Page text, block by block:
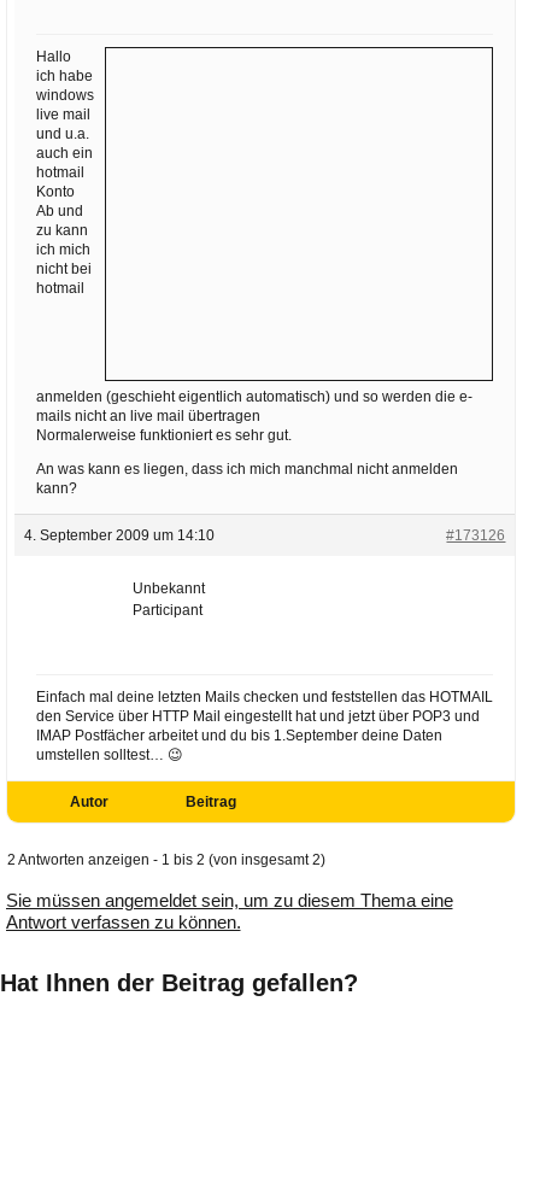
Hallo
ich habe
windows
live mail
und u.a.
auch ein
hotmail
Konto
Ab und
zu kann
ich mich
nicht bei
hotmail
anmelden (geschieht eigentlich automatisch) und so werden die e-
mails nicht an live mail übertragen
Normalerweise funktioniert es sehr gut.
An was kann es liegen, dass ich mich manchmal nicht anmelden
kann?
4. September 2009 um 14:10 #173126
Unbekannt
Participant
Einfach mal deine letzten Mails checken und feststellen das HOTMAIL
den Service über HTTP Mail eingestellt hat und jetzt über POP3 und
IMAP Postfächer arbeitet und du bis 1.September deine Daten
umstellen solltest… 😉
Autor Beitrag
2 Antworten anzeigen - 1 bis 2 (von insgesamt 2)
Sie müssen angemeldet sein, um zu diesem Thema eine
Antwort verfassen zu können.
Hat Ihnen der Beitrag gefallen?
Adresse:
E-Mail
E-Mail bestätigen